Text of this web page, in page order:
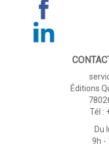
Éditions
Tél :
Du
9h -